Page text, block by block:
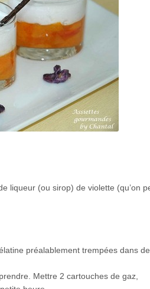
liqueur (ou sirop) de violette (qu’on
préalablement trempées dans
Mettre 2 cartouches de gaz,